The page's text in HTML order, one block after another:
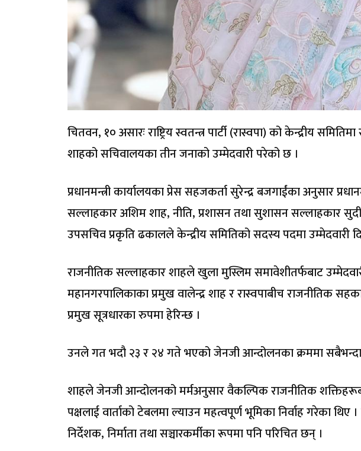
चितवन, १० असारः राष्ट्रिय स्वतन्त्र पार्टी (रास्वपा) को केन्द्रीय समितिमा
शाहको सचिवालयका तीन जनाको उम्मेदवारी परेको छ ।
प्रधानमन्त्री कार्यालयका प्रेस सहजकर्ता सुरेन्द्र बजगाईंका अनुसार
सल्लाहकार अशिम शाह, नीति, प्रशासन तथा सुशासन सल्लाहकार
उपसचिव प्रकृति ढकालले केन्द्रीय समितिको सदस्य पदमा उम्मेदवारी
राजनीतिक सल्लाहकार शाहले खुला मुस्लिम समावेशीतर्फबाट
महानगरपालिकाका प्रमुख वालेन्द्र शाह र रास्वपाबीच राजनीतिक
प्रमुख सूत्रधारका रुपमा हेरिन्छ ।
उनले गत भदौ २३ र २४ गते भएको जेनजी आन्दोलनका क्रममा सबैभन्दा
शाहले जेनजी आन्दोलनको मर्मअनुसार वैकल्पिक राजनीतिक
पक्षलाई वार्ताको टेबलमा ल्याउन महत्वपूर्ण भूमिका निर्वाह गरेका
निर्देशक, निर्माता तथा सञ्चारकर्मीका रूपमा पनि परिचित छन् ।